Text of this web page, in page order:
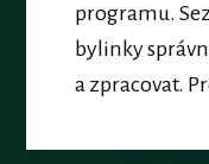
programu.
bylinky
a zpracovat.